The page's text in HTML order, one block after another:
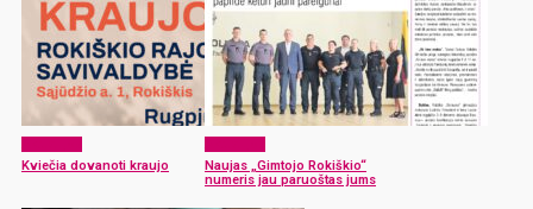
Kviečia dovanoti kraujo
Naujas „Gimtojo Rokiškio“
numeris jau paruoštas jums